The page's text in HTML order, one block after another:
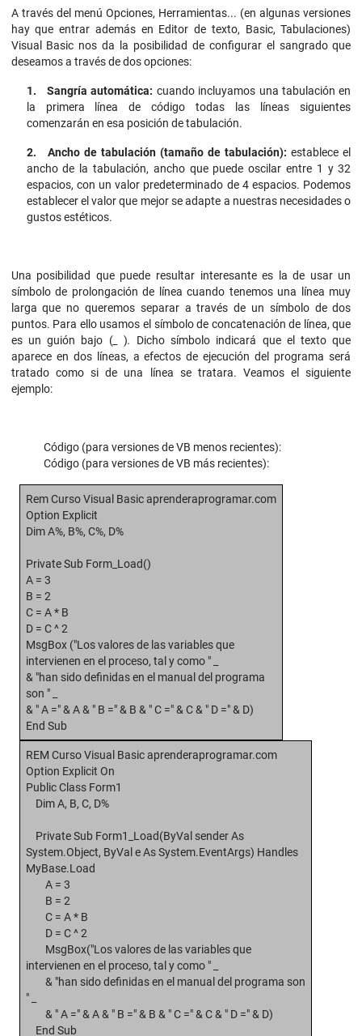
A través del menú Opciones, Herramientas... (en algunas versiones
hay que entrar además en Editor de texto, Basic, Tabulaciones)
Visual Basic nos da la posibilidad de configurar el sangrado que
deseamos a través de dos opciones:
1. Sangría automática: cuando incluyamos una tabulación en
la primera línea de código todas las líneas siguientes
comenzarán en esa posición de tabulación.
2.Ancho de tabulación (tamaño de tabulación):establece el
ancho de la tabulación, ancho que puede oscilar entre 1 y 32
espacios, con un valor predeterminado de 4 espacios. Podemos
establecer el valor que mejor se adapte a nuestras necesidades o
gustos estéticos.
Una posibilidad que puede resultar interesante es la de usar un
símbolo de prolongación de línea cuando tenemos una línea muy
larga que no queremos separar a través de un símbolo de dos
puntos. Para ello usamos el símbolo de concatenación de línea, que
es un guión bajo (_ ).
Dicho símbolo indicará que el texto que
aparece en dos líneas, a efectos de ejecución del programa será
tratado como si de una línea se tratara. Veamos el siguiente
ejemplo:
Código (para versiones de VB menos recientes):
Código (para versiones de VB más recientes):
Rem Curso Visual Basic aprenderaprogramar.com
Option Explicit
Dim A%, B%, C%, D%
Private Sub Form_Load()
A = 3
B = 2
C = A * B
D = C ^ 2
MsgBox ("Los valores de las variables que
intervienen en el proceso, tal y como " _
& "han sido definidas en el manual del programa
son " _
& " A =" & A & " B =" & B & " C =" & C & " D =" & D)
End Sub
REM Curso Visual Basic aprenderaprogramar.com
Option Explicit On
Public Class Form1
Dim A, B, C, D%
Private Sub Form1_Load(ByVal sender As
System.Object, ByVal e As System.EventArgs) Handles
MyBase.Load
A = 3
B = 2
C = A * B
D = C ^ 2
MsgBox("Los valores de las variables que
intervienen en el proceso, tal y como " _
& "han sido definidas en el manual del programa son
" _
& " A =" & A & " B =" & B & " C =" & C & " D =" & D)
End Sub